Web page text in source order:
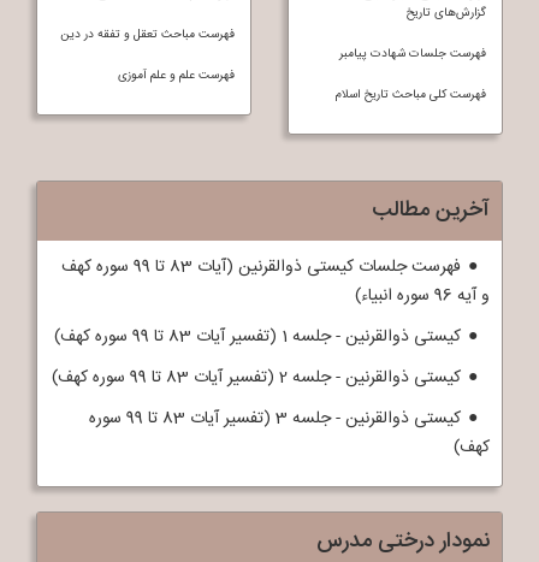
گزارش‌های تاریخ
فهرست جلسات شهادت پیامبر
فهرست کلی مباحث تاريخ اسلام
فهرست مباحث تعقل و تفقه در دين
فهرست علم و علم آموزی
آخرین مطالب
فهرست جلسات کیستی ذوالقرنین (آیات 83 تا 99 سوره کهف
و آیه 96 سوره انبیاء)
کیستی ذوالقرنین - جلسه 1 (تفسیر آیات 83 تا 99 سوره کهف)
کیستی ذوالقرنین - جلسه 2 (تفسیر آیات 83 تا 99 سوره کهف)
کیستی ذوالقرنین - جلسه 3 (تفسیر آیات 83 تا 99 سوره
کهف)
نمودار درختی مدرس